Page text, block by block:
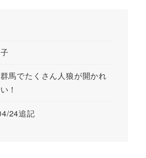
馬でたくさん人狼が開かれ
！
24追記